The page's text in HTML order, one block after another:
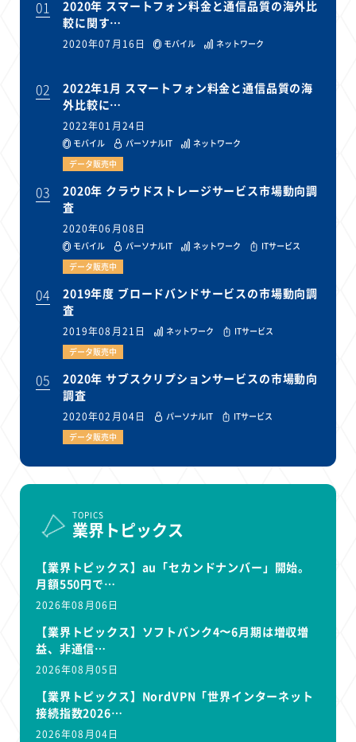
01
2020年 スマートフォン料金と通信品質の海外比
較に関す…
2020年07月16日 モバイル ネットワーク
02
2022年1月 スマートフォン料金と通信品質の海
外比較に…
2022年01月24日
モバイル パーソナルIT
ネットワーク
データ販売中
03
2020年 クラウドストレージサービス市場動向調
査
2020年06月08日
モバイル パーソナルIT ネットワーク
ITサービス
データ販売中
04
2019年度 ブロードバンドサービスの市場動向調
査
2019年08月21日 ネットワーク
ITサービス
データ販売中
05
2020年 サブスクリプションサービスの市場動向
調査
2020年02月04日 パーソナルIT
ITサービス
データ販売中
TOPICS
業界トピックス
【業界トピックス】au「セカンドナンバー」開始。
月額550円で…
2026年08月06日
【業界トピックス】ソフトバンク4〜6月期は増収増
益、非通信…
2026年08月05日
【業界トピックス】NordVPN「世界インターネット
接続指数2026…
2026年08月04日